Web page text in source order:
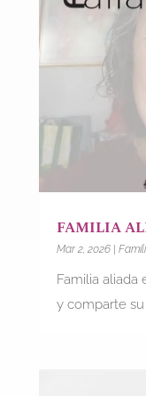
FAMILIA
Mar 2, 2026|
Familia aliada
y comparte su